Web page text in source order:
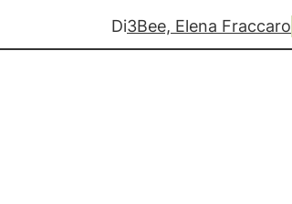
Di3Bee, Elena Fraccaro